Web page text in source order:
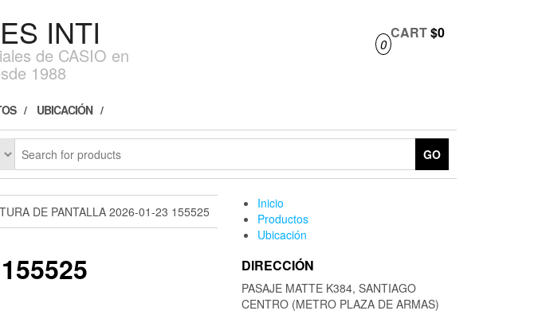
INTI
de CASIO en
1988
0
CART$0
UBICACIÓN
GO
DE PANTALLA 2026-01-23 155525
Inicio
Productos
Ubicación
DIRECCIÓN
PASAJE MATTE K384, SANTIAGO
CENTRO (METRO PLAZA DE ARMAS)